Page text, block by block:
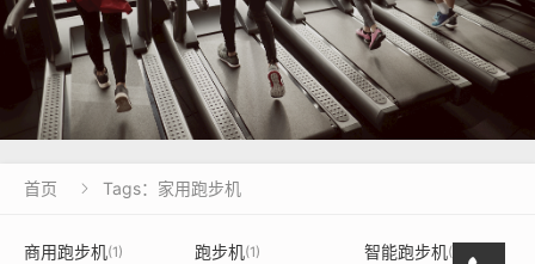
首页  Tags：家用跑步机
商用跑步机(1) 跑步机(1) 智能跑步机(1)